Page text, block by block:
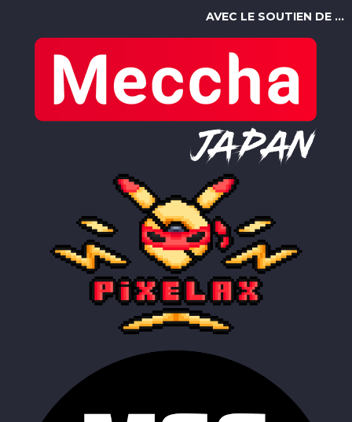
AVEC LE SOUTIEN DE ...